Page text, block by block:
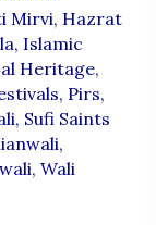
Mirvi, Hazrat
, Islamic
Heritage,
, Pirs,
, Sufi Saints
,
, Wali